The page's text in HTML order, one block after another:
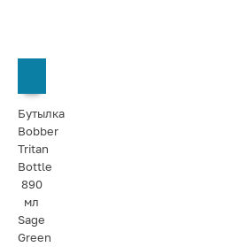
Бутылка
Bobber
Tritan
Bottle
890
мл
Sage
Green